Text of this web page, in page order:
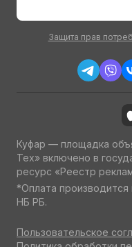
Защита прав
Куфар — площадка
Тех» включено в
ресурс «Реестр
*Оплата производится
НБ РБ.
Пользовательское